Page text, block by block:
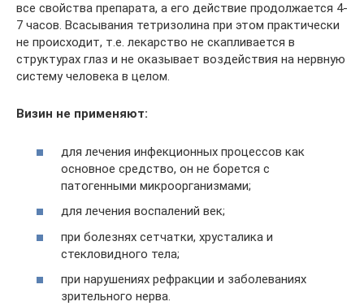
все свойства препарата, а его действие продолжается 4-
7 часов. Всасывания тетризолина при этом практически
не происходит, т.е. лекарство не скапливается в
структурах глаз и не оказывает воздействия на нервную
систему человека в целом.
Визин не применяют:
для лечения инфекционных процессов как
основное средство, он не борется с
патогенными микроорганизмами;
для лечения воспалений век;
при болезнях сетчатки, хрусталика и
стекловидного тела;
при нарушениях рефракции и заболеваниях
зрительного нерва.